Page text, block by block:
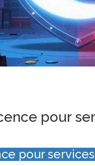
pour
pour